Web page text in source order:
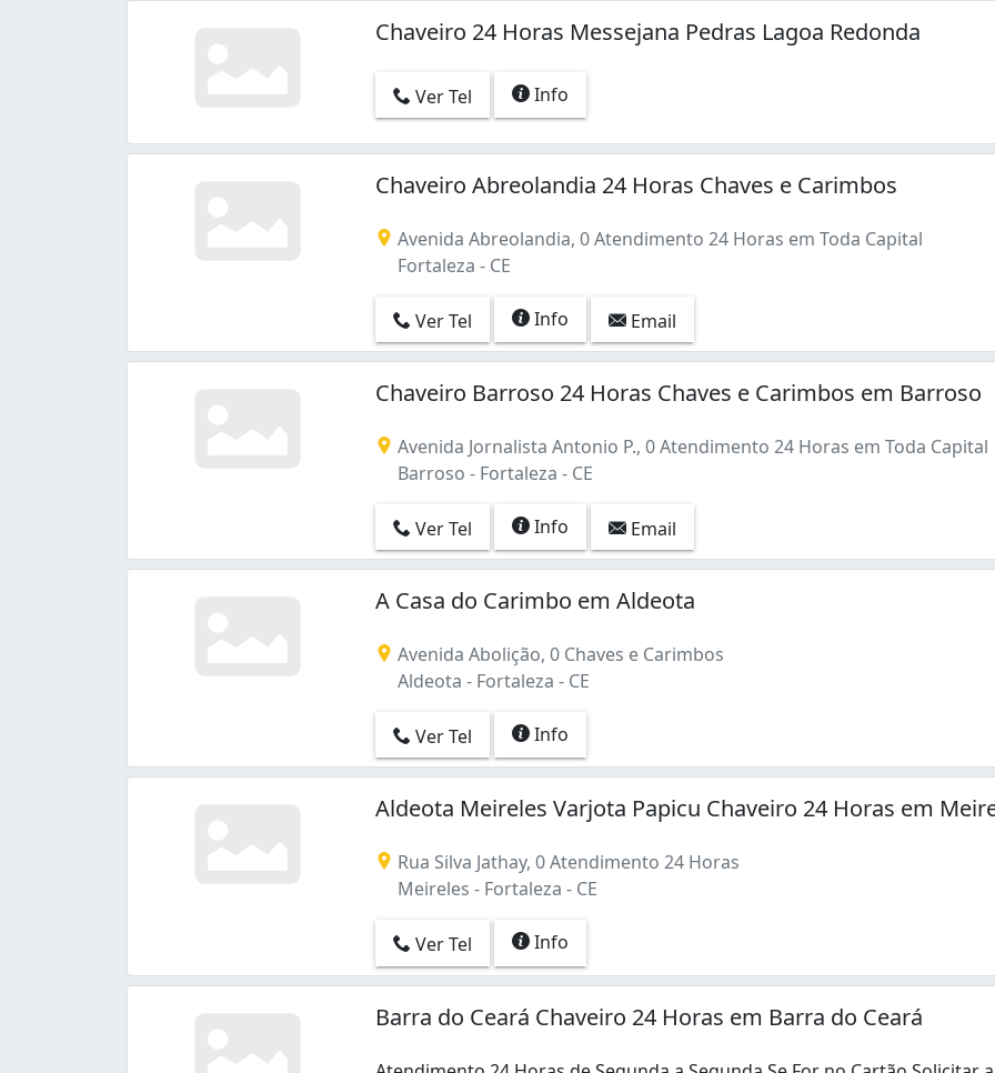
Chaveiro 24 Horas Messejana Pedras Lagoa Redonda
Ver Tel Info
Chaveiro Abreolandia 24 Horas Chaves e Carimbos
Avenida Abreolandia, 0 Atendimento 24 Horas em Toda Capital
Fortaleza - CE
Ver Tel Info Email
Chaveiro Barroso 24 Horas Chaves e Carimbos em Barroso
Avenida Jornalista Antonio P., 0 Atendimento 24 Horas em Toda Capital
Barroso - Fortaleza - CE
Ver Tel Info Email
A Casa do Carimbo em Aldeota
Avenida Abolição, 0 Chaves e Carimbos
Aldeota - Fortaleza - CE
Ver Tel Info
Aldeota Meireles Varjota Papicu Chaveiro 24 Horas em
Rua Silva Jathay, 0 Atendimento 24 Horas
Meireles - Fortaleza - CE
Ver Tel Info
Barra do Ceará Chaveiro 24 Horas em Barra do Ceará